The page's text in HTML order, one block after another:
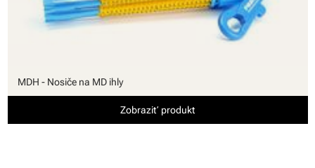
MDH - Nosiče na MD ihly
Zobraziť produkt